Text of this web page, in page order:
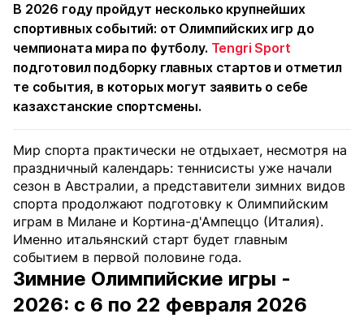
В 2026 году пройдут несколько крупнейших
спортивных событий: от Олимпийских игр до
чемпионата мира по футболу. Tengri Sport
подготовил подборку главных стартов и отметил
те события, в которых могут заявить о себе
казахстанские спортсмены.
Мир спорта практически не отдыхает, несмотря на
праздничный календарь: теннисисты уже начали
сезон в Австралии, а представители зимних видов
спорта продолжают подготовку к Олимпийским
играм в Милане и Кортина-д'Ампеццо (Италия).
Именно итальянский старт будет главным
событием в первой половине года.
Зимние Олимпийские игры -
2026: с 6 по 22 февраля 2026